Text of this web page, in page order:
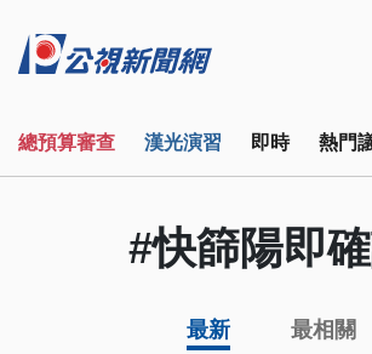
總預算審查 漢光演習 即時 熱門
#快篩陽即
最新 最相關